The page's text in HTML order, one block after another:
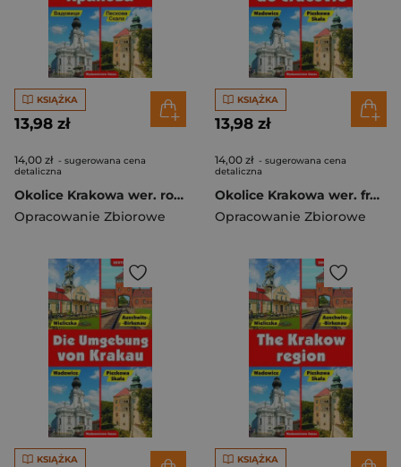
KSIĄŻKA
13,98 zł
14,00 zł - sugerowana cena
detaliczna
Okolice Krakowa wer. rosyjska
Opracowanie Zbiorowe
KSIĄŻKA
13,98 zł
14,00 zł - sugerowana cena
detaliczna
Okolice Krakowa wer. francuska
Opracowanie Zbiorowe
KSIĄŻKA KSIĄŻKA